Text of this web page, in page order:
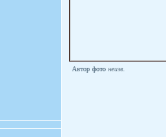
Автор фото неизв.